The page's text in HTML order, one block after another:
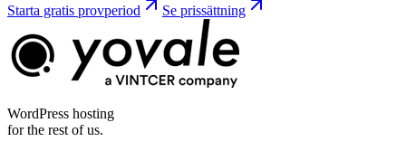
Starta gratis provperiod Se prissättning
WordPress hosting
for the rest of us.